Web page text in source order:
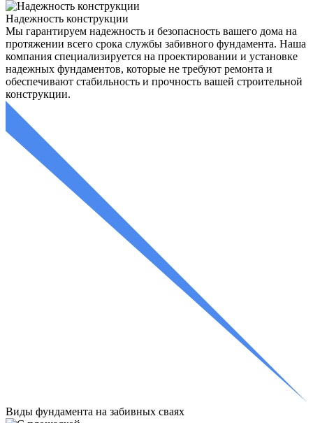
Надежность конструкции
Мы гарантируем надежность и безопасность вашего дома на
протяжении всего срока службы забивного фундамента. Наша
компания специализируется на проектировании и установке
надежных фундаментов, которые не требуют ремонта и
обеспечивают стабильность и прочность вашей строительной
конструкции.
Виды фундамента на забивных сваях